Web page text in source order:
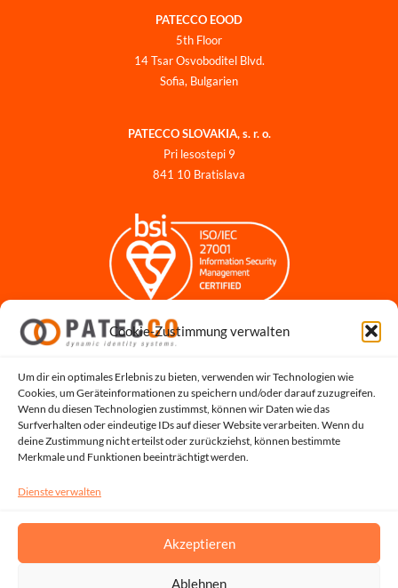
Cookie-Zustimmung verwalten
Um dir ein optimales Erlebnis zu bieten, verwenden wir Technologien wie
Cookies, um Geräteinformationen zu speichern und/oder darauf zuzugreifen.
Wenn du diesen Technologien zustimmst, können wir Daten wie das
Surfverhalten oder eindeutige IDs auf dieser Website verarbeiten. Wenn du
deine Zustimmung nicht erteilst oder zurückziehst, können bestimmte
Merkmale und Funktionen beeinträchtigt werden.
Dienste verwalten
Akzeptieren
Ablehnen
PATECCO EOOD
5th Floor
14 Tsar Osvoboditel Blvd.
Sofia, Bulgarien
PATECCO SLOVAKIA, s. r. o.
Pri lesostepi 9
841 10 Bratislava
Impressum
Datenschutz für Bewerbungen
Cookie-Richtlinie
Hinweisgeber-Portal
Systemstatus